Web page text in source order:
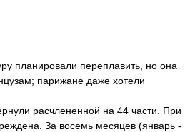
планировали переплавить, но она
парижане даже хотели
расчлененной на 44 части. При
За восемь месяцев (январь -